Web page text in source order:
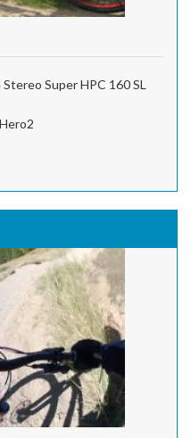
Super HPC 160 SL